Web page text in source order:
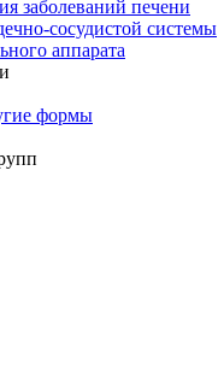
заболеваний печени
сосудистой системы
аппарата
формы